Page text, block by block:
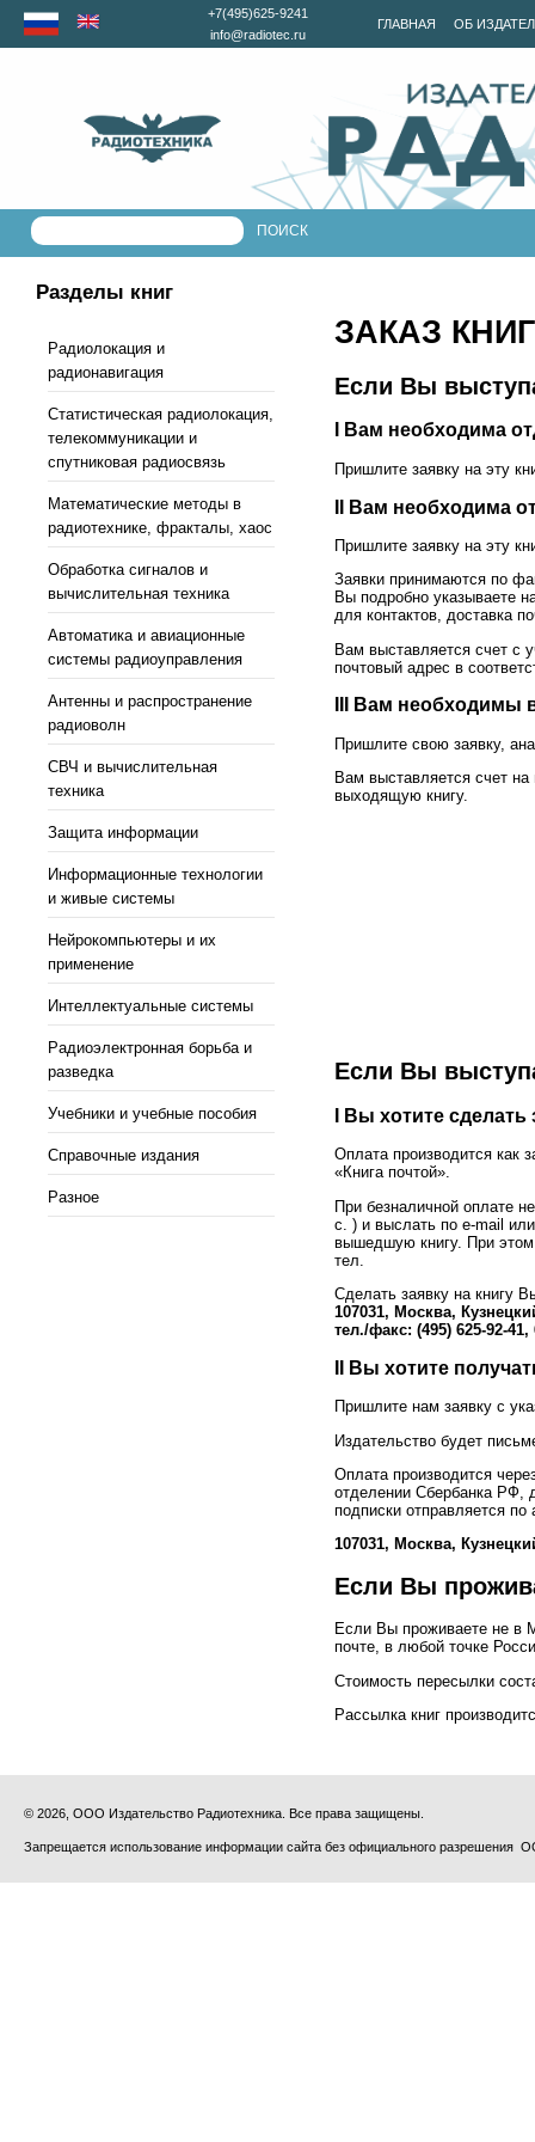
ГЛАВНАЯ ОБ
+7(495)625-9241
info@radiotec.ru
Разделы книг
Радиолокация и
радионавигация
Статистическая радиолокация,
телекоммуникации и
спутниковая радиосвязь
Математические методы в
радиотехнике, фракталы, хаос
Обработка сигналов и
вычислительная техника
Автоматика и авиационные
системы радиоуправления
Антенны и распространение
радиоволн
СВЧ и вычислительная
техника
Защита информации
Информационные технологии
и живые системы
Нейрокомпьютеры и их
применение
Интеллектуальные системы
Радиоэлектронная борьба и
разведка
Учебники и учебные пособия
Справочные издания
Разное
ЗАКАЗ КНИГ
Если Вы
I Вам необходима
Пришлите заявку на эту
II Вам необходима
Пришлите заявку на эту
Заявки принимаются по
Вы подробно указываете
для контактов, доставка
Вам выставляется счет с
почтовый адрес в
III Вам необходимы
Пришлите свою заявку,
Вам выставляется счет
выходящую книгу.
Если Вы
I Вы хотите
Оплата производится как
«Книга почтой».
При безналичной оплате
с. ) и выслать по e-mail
вышедшую книгу. При
тел.
Сделать заявку на книгу
107031, Москва,
тел./факс: (495) 625-92-41,
II Вы хотите
Пришлите нам заявку с
Издательство будет
Оплата производится
отделении Сбербанка РФ,
подписки отправляется по
107031, Москва,
Если Вы
Если Вы проживаете не в
почте, в любой точке
Стоимость пересылки
Рассылка книг
© 2026, ООО Издательство Радиотехника. Все права защищены.
Запрещается использование информации сайта без официального разрешения